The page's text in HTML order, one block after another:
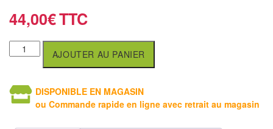
d'échecs
en
anglais
44,00€
AJOUTER AU PANIER
DISPONIBLE EN MAGASIN
ou Commande rapide en ligne avec retrait au magasin